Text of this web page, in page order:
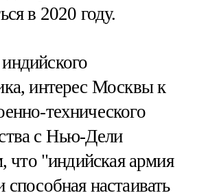
в 2020 году.
интерес Москвы к
технического
с Нью-Дели
что "индийская армия
настаивать